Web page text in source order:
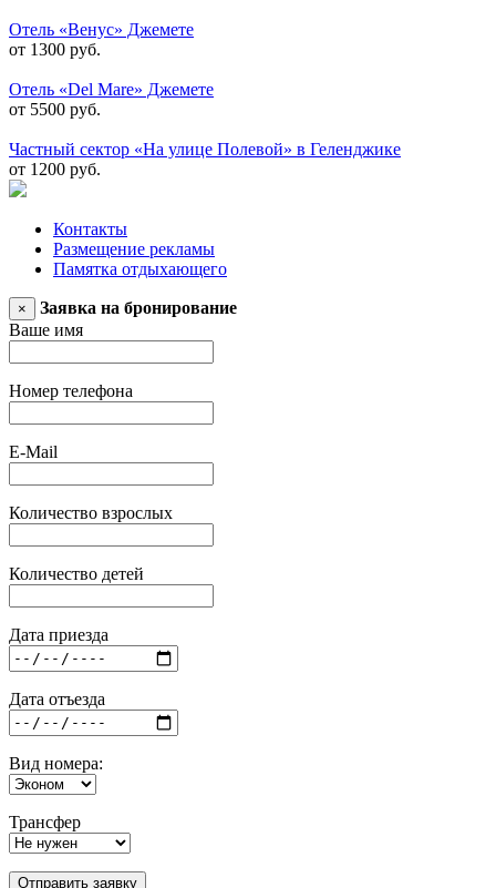
Отель «Венус» Джемете
от 1300 руб.
Отель «Del Mare» Джемете
от 5500 руб.
Частный сектор «На улице Полевой» в Геленджике
от 1200 руб.
Контакты
Размещение рекламы
Памятка отдыхающего
×
Заявка на бронирование
Ваше имя
Номер телефона
E-Mail
Количество взрослых
Количество детей
Дата приезда
Дата отъезда
Вид номера:
Трансфер
Отправить заявку